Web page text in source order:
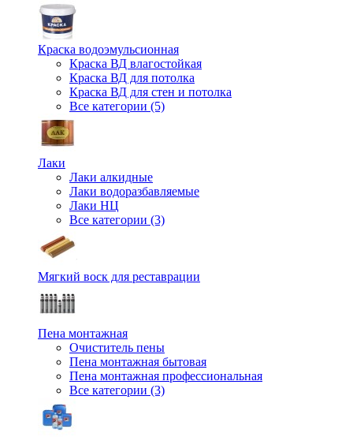
Краска водоэмульсионная
Краска ВД влагостойкая
Краска ВД для потолка
Краска ВД для стен и потолка
Все категории (5)
Лаки
Лаки алкидные
Лаки водоразбавляемые
Лаки НЦ
Все категории (3)
Мягкий воск для реставрации
Пена монтажная
Очиститель пены
Пена монтажная бытовая
Пена монтажная профессиональная
Все категории (3)